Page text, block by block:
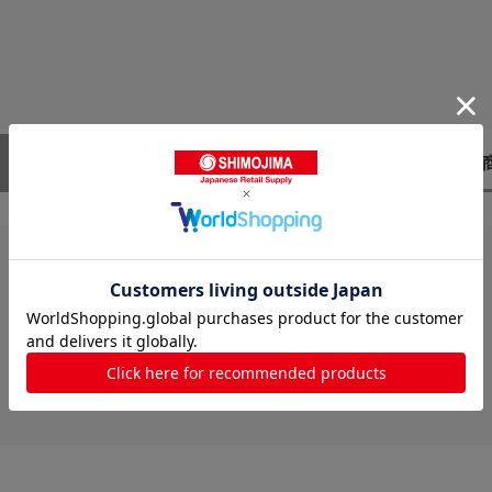
レビューはありません。